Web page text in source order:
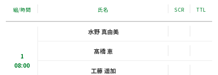
組/時間 氏名 SCR TTL
1
08:00
水野 真由美
髙橋 恵
工藤 遥加